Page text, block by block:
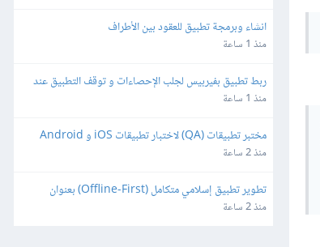
انشاء وبرمجة تطبيق للعقود بين الأطراف
منذ 1 ساعة
مدة ٣ ايام
منذ 1 ساعة
مختبر تطبيقات (QA) لاختبار تطبيقات iOS و Android
منذ 2 ساعة
"طالب العلم" للأندرويد و iOS
منذ 2 ساعة